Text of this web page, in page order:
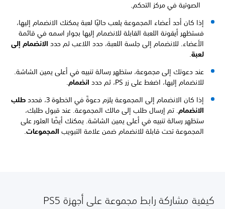
الصوتية في مركز التحكم.
إذا كان أحد أعضاء المجموعة يلعب حاليًا لعبة يمكنك الانضمام إليها،
فستظهر أيقونة اللعبة القابلة للانضمام إليها بجوار اسمه في قائمة
الأعضاء. للانضمام إلى جلسة اللعبة، حدد اللاعب ثم حددالانضمام إلى
لعبة.
عند دعوتك إلى مجموعة، ستظهر رسالة تنبيه في أعلى يمين الشاشة.
للانضمام إليها، اضغط على زر PS، ثم حدد
انضمام.
إذا كان الانضمام إلى المجموعة يلزم دعوةً في الخطوة 3، فحدد
طلب
الانضمام. تم إرسال طلب إلى مالك المجموعة. عند قبول طلبك،
ستظهر رسالة تنبيه في أعلى يمين الشاشة. يمكنك أيضًا العثور على
المجموعة تحت قابلة للانضمام ضمن علامة التبويبالمجموعات.
كيفية مشاركة رابط مجموعة على أجهزة PS5